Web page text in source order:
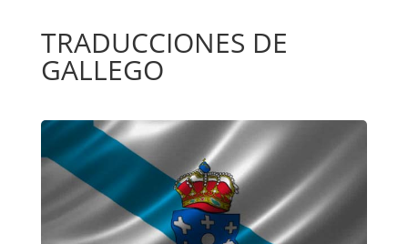
TRADUCCIONES DE
GALLEGO